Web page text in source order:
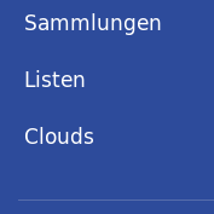
Sammlungen
Listen
Clouds